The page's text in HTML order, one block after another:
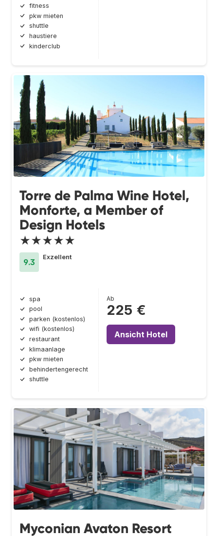
fitness
pkw mieten
shuttle
haustiere
kinderclub
Torre de Palma Wine Hotel,
Monforte, a Member of
Design Hotels
★★★★★
9.3
Exzellent
spa
pool
parken (kostenlos)
wifi (kostenlos)
restaurant
klimaanlage
pkw mieten
behindertengerecht
shuttle
Ab
225 €
Ansicht Hotel
Myconian Avaton Resort